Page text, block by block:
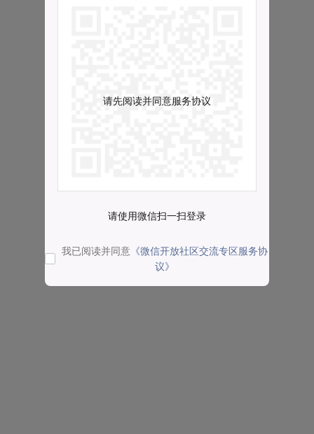
请先阅读并同意服务协议
请使用微信扫一扫登录
我已阅读并同意 《微信开放社区交流专区服务协
议》